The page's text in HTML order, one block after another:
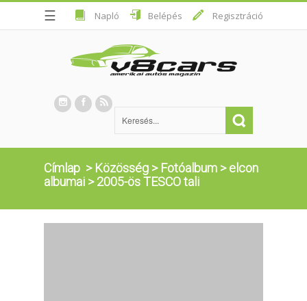
☰ Napló Belépés Regisztráció
Címlap > Közösség > Fotóalbum >elcon
albumai >2005-ös TESCO tali